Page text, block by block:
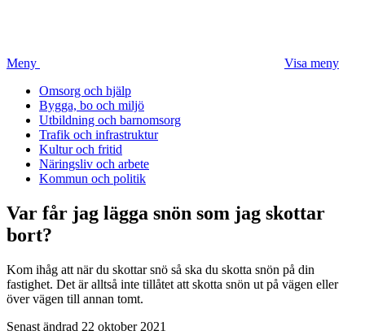
Meny
Visa meny
Omsorg och hjälp
Bygga, bo och miljö
Utbildning och barnomsorg
Trafik och infrastruktur
Kultur och fritid
Näringsliv och arbete
Kommun och politik
Var får jag lägga snön som jag skottar
bort?
Kom ihåg att när du skottar snö så ska du skotta snön på din
fastighet. Det är alltså inte tillåtet att skotta snön ut på vägen eller
över vägen till annan tomt.
Senast ändrad 22 oktober 2021